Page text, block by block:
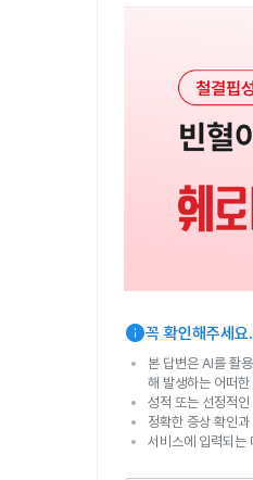
info꼭 확인해주세요.
본 답변은 AI를 활
해 발생하는 어떠
성적 또는 선정적
정확한 증상 확인
서비스에 입력되